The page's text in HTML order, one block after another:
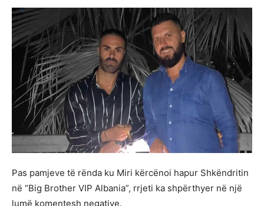
Pas pamjeve të rënda ku Miri kërcënoi hapur Shkëndritin
në “Big Brother VIP Albania”, rrjeti ka shpërthyer në një
lumë komentesh negative.